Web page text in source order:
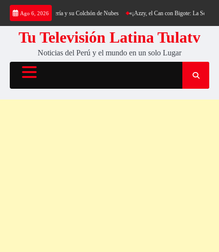
Saltar
contenido
Ago 6, 2026
al Cerro Cantería y su Colchón de Nubes «¡Azzy, el Can con Bigote: La Sensación
Tu Televisión Latina Tulatv
Noticias del Perú y el mundo en un solo Lugar